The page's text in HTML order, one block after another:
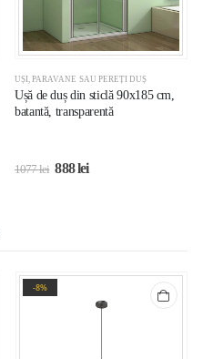
UȘI, PARAVANE SAU PEREȚI DUȘ
Ușă de duș din sticlă 90x185 cm,
batantă, transparentă
1077lei 888lei
-8%